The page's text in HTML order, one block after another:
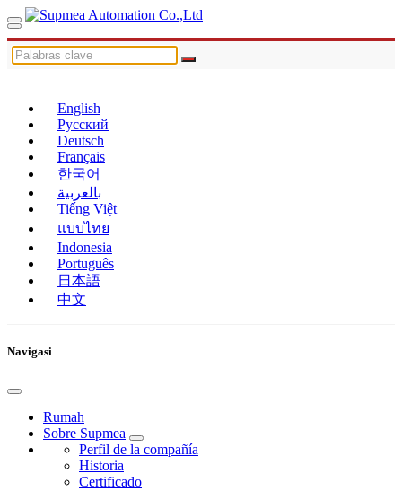
English
Русский
Deutsch
Français
한국어
بالعربية
Tiếng Việt
แบบไทย
Indonesia
Português
日本語
中文
Navigasi
Rumah
Sobre Supmea
Perfil de la compañía
Historia
Certificado